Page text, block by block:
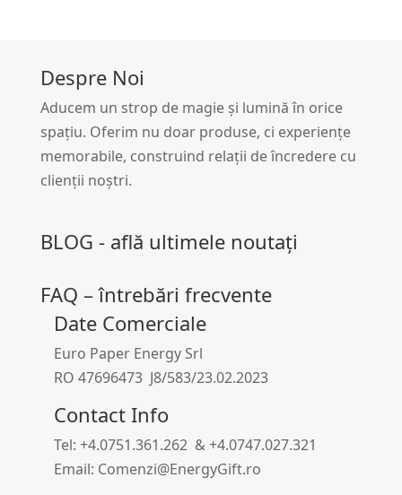
Despre Noi
Aducem un strop de magie și lumină în orice
spațiu. Oferim nu doar produse, ci experiențe
memorabile, construind relații de încredere cu
clienții noștri.
BLOG - află ultimele noutați
FAQ – întrebări frecvente
Date Comerciale
Euro Paper Energy Srl
RO 47696473 J8/583/23.02.2023
Contact Info
Tel: +4.0751.361.262 & +4.0747.027.321
Email: Comenzi@EnergyGift.ro